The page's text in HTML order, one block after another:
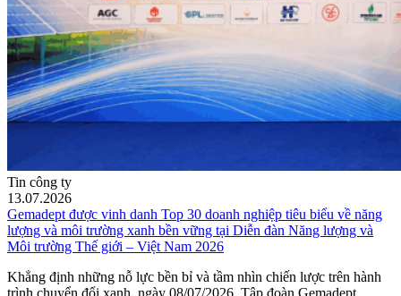
Tin công ty
13.07.2026
Gemadept được vinh danh Top 30 doanh nghiệp tiêu biểu về năng
lượng và môi trường xanh bền vững tại Diễn đàn Năng lượng và
Môi trường Thế giới – Việt Nam 2026
Khẳng định những nỗ lực bền bỉ và tầm nhìn chiến lược trên hành
trình chuyển đổi xanh, ngày 08/07/2026, Tập đoàn Gemadept